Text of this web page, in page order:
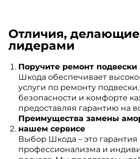
Отличия,
лидерами
Поручите ремонт
Шкода обеспечивает
услуги по ремонту
безопасности и комфорте
предоставляя гарантию на
Преимущества замены
нашем сервисе
Выбор Шкода – это гарантия
профессионализма и